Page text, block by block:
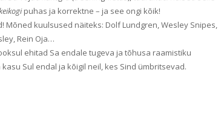
puhas ja korrektne – ja see ongi kõik!
Mõned kuulsused näiteks: Dolf Lundgren, Wesley Snipes,
Rein Oja…
ehitad Sa endale tugeva ja tõhusa raamistiku
Sul endal ja kõigil neil, kes Sind ümbritsevad.